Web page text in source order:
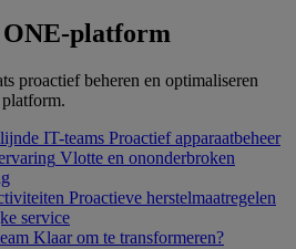
ONE-platform
proactief beheren en optimaliseren
IT-teams Proactief apparaatbeheer
Vlotte en ononderbroken
Proactieve herstelmaatregelen
service
Klaar om te transformeren?